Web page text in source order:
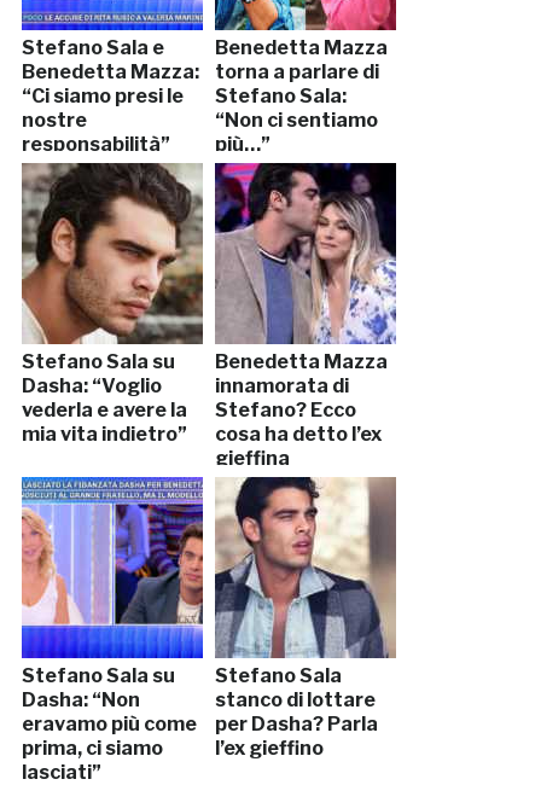
Stefano Sala e
Benedetta Mazza:
“Ci siamo presi le
nostre
responsabilità”
Benedetta Mazza
torna a parlare di
Stefano Sala:
“Non ci sentiamo
più…”
Stefano Sala su
Dasha: “Voglio
vederla e avere la
mia vita indietro”
Benedetta Mazza
innamorata di
Stefano? Ecco
cosa ha detto l’ex
gieffina
Stefano Sala su
Dasha: “Non
eravamo più come
prima, ci siamo
lasciati”
Stefano Sala
stanco di lottare
per Dasha? Parla
l’ex gieffino